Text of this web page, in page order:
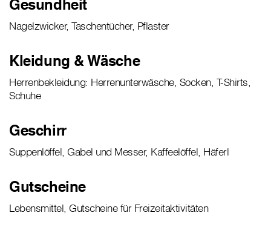
Gesundheit
Nagelzwicker, Taschentücher, Pflaster
Kleidung & Wäsche
Herrenbekleidung: Herrenunterwäsche, Socken, T-Shirts,
Schuhe
Geschirr
Suppenlöffel, Gabel und Messer, Kaffeelöffel, Häferl
Gutscheine
Lebensmittel, Gutscheine für Freizeitaktivitäten